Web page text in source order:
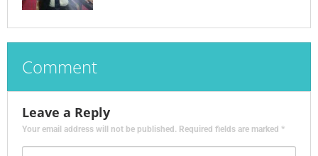
Comment
Leave a Reply
Your email address will not be published. Required fields are marked *